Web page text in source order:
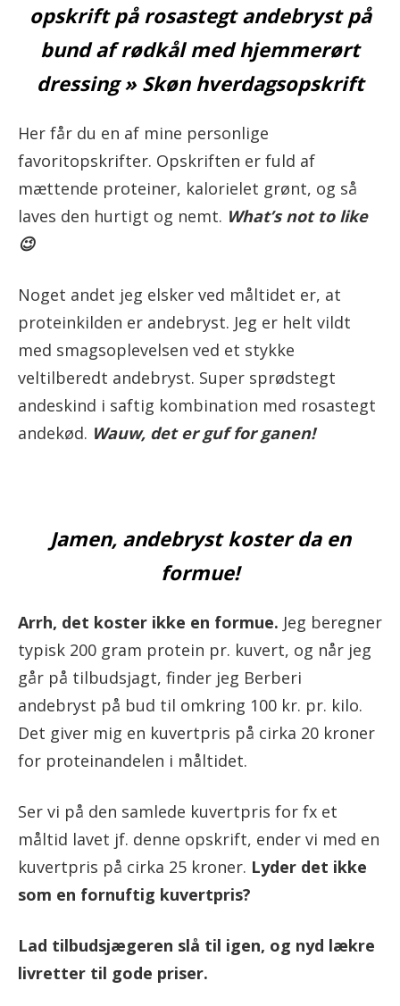
opskrift på rosastegt andebryst på
bund af rødkål med hjemmerørt
dressing » Skøn hverdagsopskrift
Her får du en af mine personlige
favoritopskrifter. Opskriften er fuld af
mættende proteiner, kalorielet grønt, og så
laves den hurtigt og nemt. What’s not to like
😉
Noget andet jeg elsker ved måltidet er, at
proteinkilden er andebryst. Jeg er helt vildt
med smagsoplevelsen ved et stykke
veltilberedt andebryst. Super sprødstegt
andeskind i saftig kombination med rosastegt
andekød. Wauw, det er guf for ganen!
Jamen, andebryst koster da en
formue!
Arrh, det koster ikke en formue. Jeg beregner
typisk 200 gram protein pr. kuvert, og når jeg
går på tilbudsjagt, finder jeg Berberi
andebryst på bud til omkring 100 kr. pr. kilo.
Det giver mig en kuvertpris på cirka 20 kroner
for proteinandelen i måltidet.
Ser vi på den samlede kuvertpris for fx et
måltid lavet jf. denne opskrift, ender vi med en
kuvertpris på cirka 25 kroner. Lyder det ikke
som en fornuftig kuvertpris?
Lad tilbudsjægeren slå til igen, og nyd lækre
livretter til gode priser.